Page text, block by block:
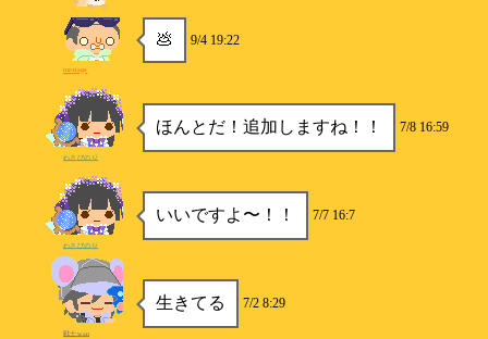
💩 9/4 19:22
inextage
ほんとだ！追加しますね！！ 7/8 16:59
わさびのり
いいですよ〜！！ 7/7 16:7
わさびのり
生きてる 7/2 8:29
戦士wan